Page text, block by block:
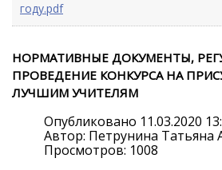
году.pdf
НОРМАТИВНЫЕ ДОКУМЕНТЫ,
ПРОВЕДЕНИЕ КОНКУРСА НА
ЛУЧШИМ УЧИТЕЛЯМ
Опубликовано 11.03.2020
Автор: Петрунина Татьяна
Просмотров: 1008